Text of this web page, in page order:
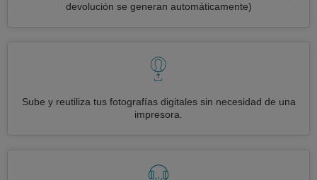
devolución se generan automáticamente)
Sube y reutiliza tus fotografías digitales sin necesidad de una
impresora.